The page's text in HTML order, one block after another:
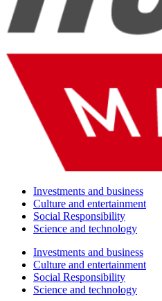
Investments and business
Culture and entertainment
Social Responsibility
Science and technology
Investments and business
Culture and entertainment
Social Responsibility
Science and technology